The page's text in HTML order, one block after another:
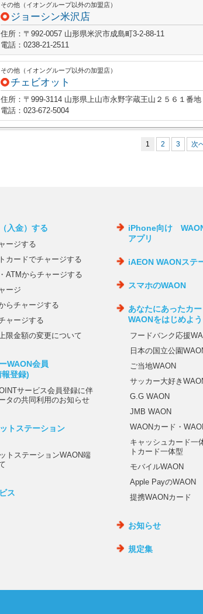
その他（イオングループ以外の加盟店）
ジョーシン米沢店
住所：〒992-0057 山形県米沢市成島町3-2-88-11
電話：0238-21-2511
その他（イオングループ以外の加盟店）
チェビオット
住所：〒999-3114 山形県上山市永野字蔵王山２５６１番
電話：023-672-5004
1 2 3 次